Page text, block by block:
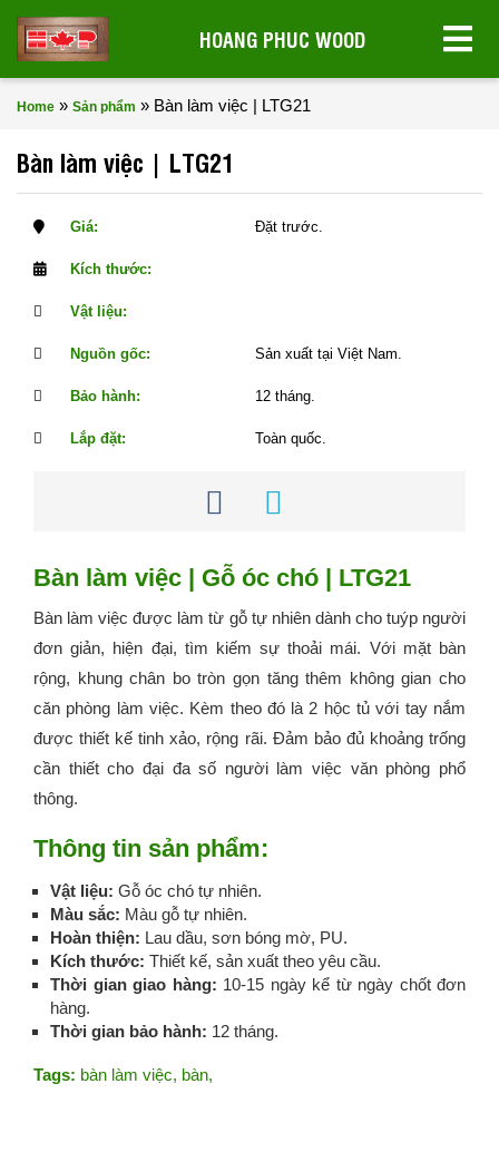
HOANG PHUC WOOD
Home » Sản phẩm » Bàn làm việc | LTG21
Bàn làm việc | LTG21
Giá: Đặt trước.
Kích thước:
Vật liệu:
Nguồn gốc: Sản xuất tại Việt Nam.
Bảo hành: 12 tháng.
Lắp đặt: Toàn quốc.
Bàn làm việc | Gỗ óc chó | LTG21
Bàn làm việc được làm từ gỗ tự nhiên dành cho tuýp người
đơn giản, hiện đại, tìm kiếm sự thoải mái. Với mặt bàn
rộng, khung chân bo tròn gọn tăng thêm không gian cho
căn phòng làm việc. Kèm theo đó là 2 hộc tủ với tay nắm
được thiết kế tinh xảo, rộng rãi. Đảm bảo đủ khoảng trống
cần thiết cho đại đa số người làm việc văn phòng phổ
thông.
Thông tin sản phẩm:
Vật liệu: Gỗ óc chó tự nhiên.
Màu sắc: Màu gỗ tự nhiên.
Hoàn thiện: Lau dầu, sơn bóng mờ, PU.
Kích thước: Thiết kế, sản xuất theo yêu cầu.
Thời gian giao hàng: 10-15 ngày kể từ ngày chốt đơn
hàng.
Thời gian bảo hành: 12 tháng.
Tags: bàn làm việc, bàn,